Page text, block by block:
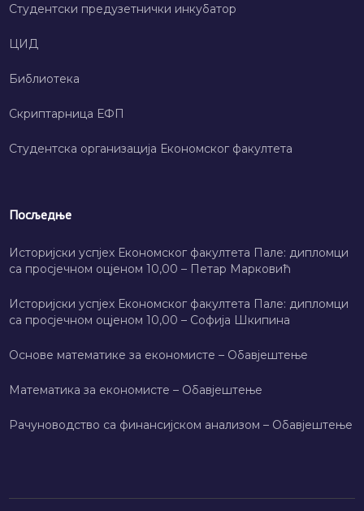
Студентски предузетнички инкубатор
ЦИД
Библиотека
Скриптарница ЕФП
Студентска организација Економског факултета
Посљедње
Историјски успјех Економског факултета Пале: дипломци
са просјечном оцјеном 10,00 – Петар Марковић
Историјски успјех Економског факултета Пале: дипломци
са просјечном оцјеном 10,00 – Софија Шкипина
Основе математике за економисте – Обавјештење
Математика за економисте – Обавјештење
Рачуноводство са финансијском анализом – Обавјештење